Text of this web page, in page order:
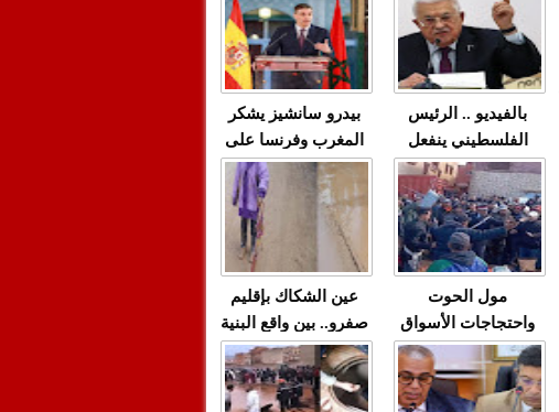
فضحه أمام العالم
بالحجة والدليل
العشوائية مفتوحة
بيدرو سانشيز يشكر
المغرب وفرنسا على
استعادة الكهرباء عقب
انقطاعه في شبه
الجزيرة الإيبيرية
بالفيديو .. الرئيس
الفلسطيني ينفعل
ويهاجم حماس بألفاظ
قاسية على الهواء
عين الشكاك بإقليم
صفرو.. بين واقع البنية
التحتية المهترئة
والحملات الانتخابية
المبكرة(فيديو)
مول الحوت
واحتجاجات الأسواق
الأسبوعية/الاحتقان
الصامت والتراشق
بـ"الصناديق"/أخنوش